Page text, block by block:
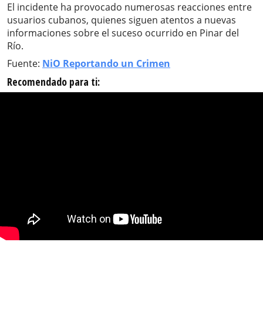
El incidente ha provocado numerosas reacciones entre
usuarios cubanos, quienes siguen atentos a nuevas
informaciones sobre el suceso ocurrido en Pinar del
Río.
Fuente: NiO Reportando un Crimen
Recomendado para ti: